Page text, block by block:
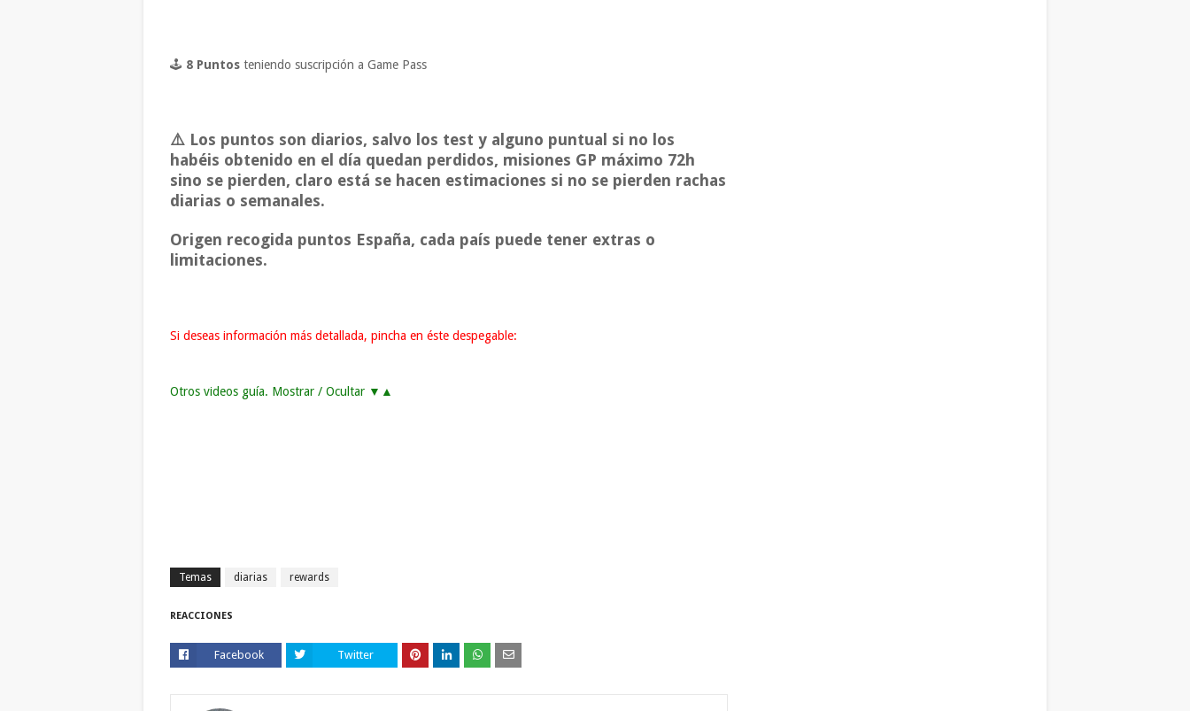
🕹 8 Puntos teniendo suscripción a Game Pass
⚠️ Los puntos son diarios, salvo los test y alguno puntual si no los
habéis obtenido en el día quedan perdidos, misiones GP máximo 72h
sino se pierden, claro está se hacen estimaciones si no se pierden rachas
diarias o semanales.
Origen recogida puntos España, cada país puede tener extras o
limitaciones.
Si deseas información más detallada, pincha en éste despegable:
Otros videos guía. Mostrar / Ocultar ▼▲
Temas diarias rewards
REACCIONES
Facebook Twitter